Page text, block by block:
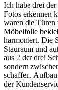
Ich habe drei
Fotos erkennen
waren die Türen
Möbelfolie
harmoniert. Die
Stauraum und
aus 2 der drei
sondern
schaffen.
der